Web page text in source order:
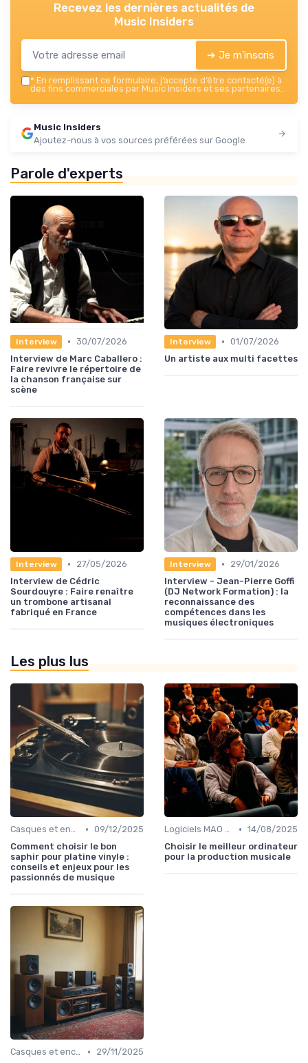
Recevez les dernières actualités de
Music Insiders
➔ Je m'inscris
* En remplissant ce formulaire, j’accepte d’être contacté(e) à
des fins commerciales par Music Insiders et ses partenaires.
Music Insiders
Ajoutez-nous à vos sources préférées sur Google
Parole d'experts
Interview • 30/07/2026
Interview de Marc Caballero :
Faire revivre le répertoire de
la chanson française sur
scène
Interview • 01/07/2026
Un artiste aux multi facettes
Interview •
27/05/2026
Interview de Cédric
Sourdouyre : Faire renaître
un trombone artisanal
fabriqué en France
Interview •
29/01/2026
Interview - Jean-Pierre Goffi
(DJ Network Formation) : la
reconnaissance des
compétences dans les
musiques électroniques
Les plus lus
Casques et enceintes de monitoring • 09/12/2025
Comment choisir le bon
saphir pour platine vinyle :
conseils et enjeux pour les
passionnés de musique
Logiciels MAO et DAW • 14/08/2025
Choisir le meilleur ordinateur
pour la production musicale
Casques et enceintes de monitoring •
29/11/2025